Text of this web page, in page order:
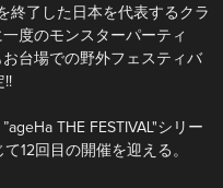
終了した日本を代表するクラ
度のモンスターパーティ
台場での野外フェスティバ
!!
THE FESTIVAL"シリー
12回目の開催を迎える。